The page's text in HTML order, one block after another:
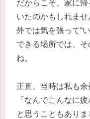
だからこそ、家に
いたのかもしれませ
外では気を張って“
できる場所では、
ね。
正直、当時は私も余
「なんでこんなに疲
と思うこともありま